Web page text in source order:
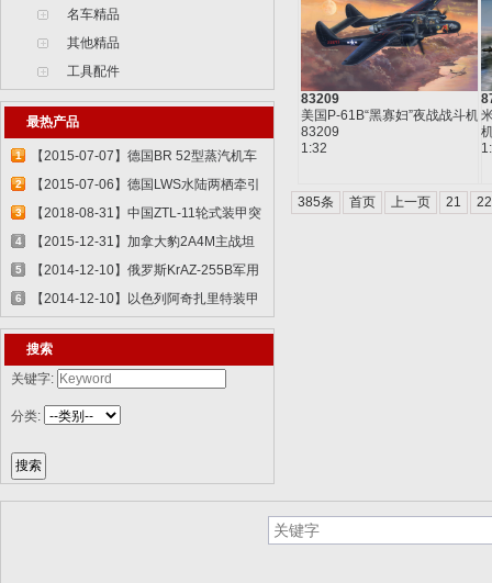
名车精品
其他精品
工具配件
最热产品
1
【2015-07-07】德国BR 52型蒸汽机车
829...
2
【2015-07-06】德国LWS水陆两栖牵引
车 82...
3
【2018-08-31】中国ZTL-11轮式装甲突
击车 ...
4
【2015-12-31】加拿大豹2A4M主战坦
克 8386...
5
【2014-12-10】俄罗斯KrAZ-255B军用
卡车85...
6
【2014-12-10】以色列阿奇扎里特装甲
运兵...
搜索
关键字:
分类:
83209
美国P-61B“黑寡妇”夜战战斗机
83209
1:32
385条 首页 上一页 21 22